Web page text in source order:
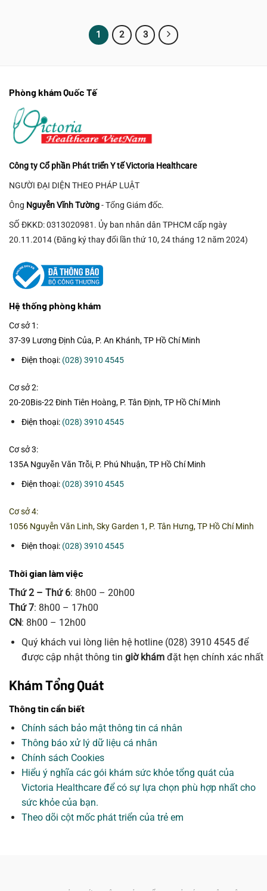
1 2 3
Phòng khám Quốc Tế
Công ty Cổ phần Phát triển Y tế Victoria Healthcare
NGƯỜI ĐẠI DIỆN THEO PHÁP LUẬT
Ông Nguyễn Vĩnh Tường- Tổng Giám đốc.
SỐ ĐKKD: 0313020981. Ủy ban nhân dân TPHCM cấp ngày
20.11.2014 (Đăng ký thay đổi lần thứ 10, 24 tháng 12 năm 2024)
Hệ thống phòng khám
Cơ sở 1:
37-39 Lương Định Của, P. An Khánh, TP Hồ Chí Minh
Điện thoại: (028) 3910 4545
Cơ sở 2:
20-20Bis-22 Đinh Tiên Hoàng, P. Tân Định, TP Hồ Chí Minh
Điện thoại: (028) 3910 4545
Cơ sở 3:
135A Nguyễn Văn Trỗi, P. Phú Nhuận, TP Hồ Chí Minh
Điện thoại: (028) 3910 4545
Cơ sở 4:
1056 Nguyễn Văn Linh, Sky Garden 1, P. Tân Hưng, TP Hồ Chí Minh
Điện thoại: (028) 3910 4545
Thời gian làm việc
Thứ 2 – Thứ 6: 8h00 – 20h00
Thứ 7: 8h00 – 17h00
CN: 8h00 – 12h00
Quý khách vui lòng liên hệ hotline (028) 3910 4545 để
được cập nhật thông tin giờ khámđặt hẹn chính xác nhất
Khám Tổng Quát
Thông tin cần biết
Chính sách bảo mật thông tin cá nhân
Thông báo xử lý dữ liệu cá nhân
Chính sách Cookies
Hiểu ý nghĩa các gói khám sức khỏe tổng quát của
Victoria Healthcare để có sự lựa chọn phù hợp nhất cho
sức khỏe của bạn.
Theo dõi cột mốc phát triển của trẻ em